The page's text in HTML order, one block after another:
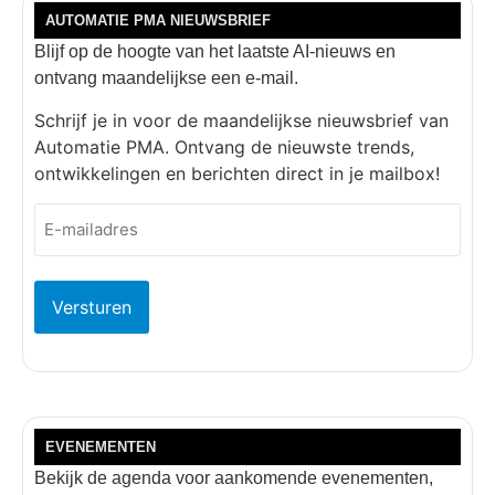
AUTOMATIE PMA NIEUWSBRIEF
Blijf op de hoogte van het laatste AI-nieuws en
ontvang maandelijkse een e-mail.
Schrijf je in voor de maandelijkse nieuwsbrief van
Automatie PMA. Ontvang de nieuwste trends,
ontwikkelingen en berichten direct in je mailbox!
E-
mailadres
EVENEMENTEN
Bekijk de agenda voor aankomende evenementen,